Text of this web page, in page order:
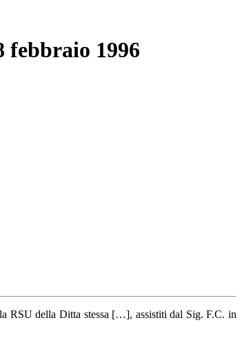
1996
RSU della Ditta stessa […], assistiti dal Sig. F.C. in